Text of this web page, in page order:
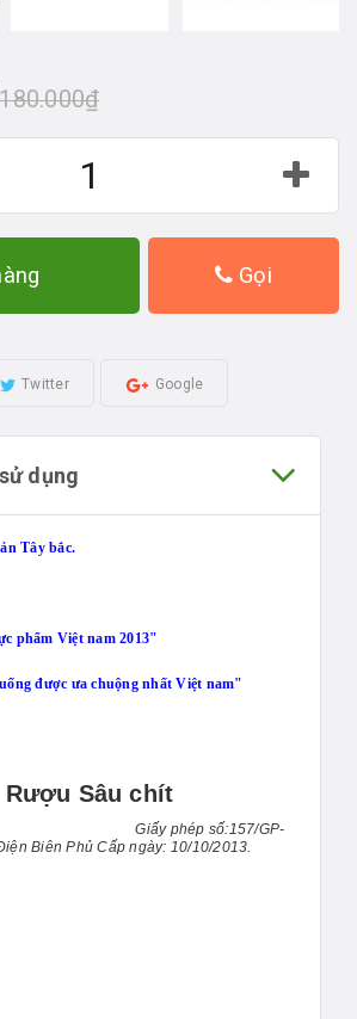
180.000₫
Gọi
Twitter Google
dụng
Tây bắc.
phẩm Việt nam 2013"
được ưa chuộng nhất Việt nam"
Rượu Sâu chít
số:157/GP-
Biên Phủ Cấp ngày: 10/10/2013.